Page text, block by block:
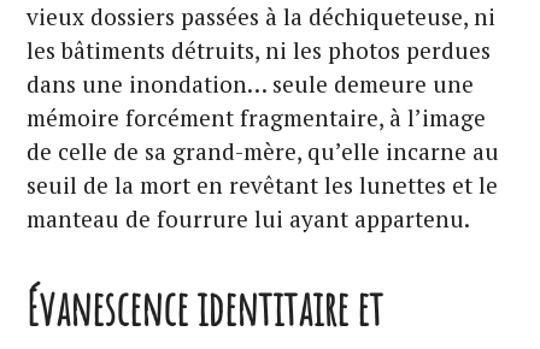
vieux dossiers passées à la déchiqueteuse, ni
les bâtiments détruits, ni les photos perdues
dans une inondation… seule demeure une
mémoire forcément fragmentaire, à l’image
de celle de sa grand-mère, qu’elle incarne au
seuil de la mort en revêtant les lunettes et le
manteau de fourrure lui ayant appartenu.
Évanescence identitaire et